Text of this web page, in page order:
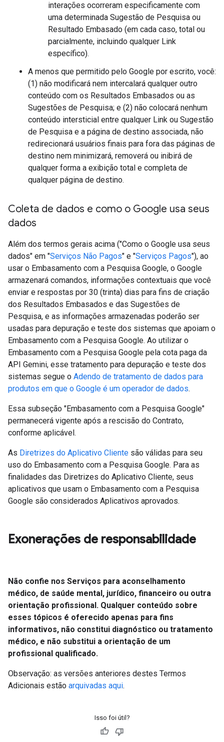
interações ocorreram especificamente com
uma determinada Sugestão de Pesquisa ou
Resultado Embasado (em cada caso, total ou
parcialmente, incluindo qualquer Link
específico).
A menos que permitido pelo Google por escrito, você:
(1) não modificará nem intercalará qualquer outro
conteúdo com os Resultados Embasados ou as
Sugestões de Pesquisa; e (2) não colocará nenhum
conteúdo intersticial entre qualquer Link ou Sugestão
de Pesquisa e a página de destino associada, não
redirecionará usuários finais para fora das páginas de
destino nem minimizará, removerá ou inibirá de
qualquer forma a exibição total e completa de
qualquer página de destino.
Coleta de dados e como o Google usa seus
dados
Além dos termos gerais acima ("Como o Google usa seus
dados" em "Serviços Não Pagos" e "Serviços Pagos"), ao
usar o Embasamento com a Pesquisa Google, o Google
armazenará comandos, informações contextuais que você
enviar e respostas por 30 (trinta) dias para fins de criação
dos Resultados Embasados e das Sugestões de
Pesquisa, e as informações armazenadas poderão ser
usadas para depuração e teste dos sistemas que apoiam o
Embasamento com a Pesquisa Google. Ao utilizar o
Embasamento com a Pesquisa Google pela cota paga da
API Gemini, esse tratamento para depuração e teste dos
sistemas segue o Adendo de tratamento de dados para
produtos em que o Google é um operador de dados.
Essa subseção "Embasamento com a Pesquisa Google"
permanecerá vigente após a rescisão do Contrato,
conforme aplicável.
As Diretrizes do Aplicativo Cliente são válidas para seu
uso do Embasamento com a Pesquisa Google. Para as
finalidades das Diretrizes do Aplicativo Cliente, seus
aplicativos que usam o Embasamento com a Pesquisa
Google são considerados Aplicativos aprovados.
Exonerações de responsabilidade
Não confie nos Serviços para aconselhamento
médico, de saúde mental, jurídico, financeiro ou outra
orientação profissional. Qualquer conteúdo sobre
esses tópicos é oferecido apenas para fins
informativos, não constitui diagnóstico ou tratamento
médico, e não substitui a orientação de um
profissional qualificado.
Observação: as versões anteriores destes Termos
Adicionais estão arquivadas aqui.
Isso foi útil?